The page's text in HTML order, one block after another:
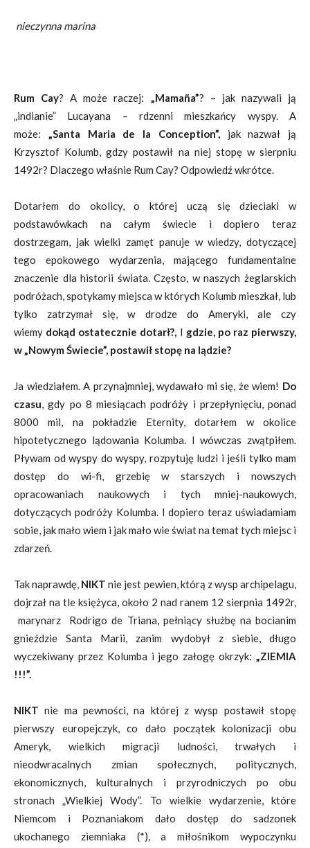
nieczynna marina
Rum Cay? A może raczej: „Mamaña”? – jak nazywali ją
„indianie” Lucayana – rdzenni mieszkańcy wyspy. A
może: „Santa Maria de la Conception”, jak nazwał ją
Krzysztof Kolumb, gdzy postawił na niej stopę w sierpniu
1492r? Dlaczego właśnie Rum Cay? Odpowiedź wkrótce.
Dotarłem do okolicy, o której uczą się dzieciaki w
podstawówkach na całym świecie i dopiero teraz
dostrzegam, jak wielki zamęt panuje w wiedzy, dotyczącej
tego epokowego wydarzenia, mającego fundamentalne
znaczenie dla historii świata. Często, w naszych żeglarskich
podróżach, spotykamy miejsca w których Kolumb mieszkał, lub
tylko zatrzymał się, w drodze do Ameryki, ale czy
wiemy dokąd ostatecznie dotarł?, I gdzie, po raz pierwszy,
w „Nowym Świecie”, postawił stopę na lądzie?
Ja wiedziałem. A przynajmniej, wydawało mi się, że wiem! Do
czasu, gdy po 8 miesiącach podróży i przepłynięciu, ponad
8000 mil, na pokładzie Eternity, dotarłem w okolice
hipotetycznego lądowania Kolumba. I wówczas zwątpiłem.
Pływam od wyspy do wyspy, rozpytuję ludzi i jeśli tylko mam
dostęp do wi-fi, grzebię w starszych i nowszych
opracowaniach naukowych i tych mniej-naukowych,
dotyczących podróży Kolumba. I dopiero teraz uświadamiam
sobie, jak mało wiem i jak mało wie świat na temat tych miejsc i
zdarzeń.
Tak naprawdę, NIKT nie jest pewien, którą z wysp archipelagu,
dojrzał na tle księżyca, około 2 nad ranem 12 sierpnia 1492r,
marynarz Rodrigo de Triana, pełniący służbę na bocianim
gnieździe Santa Marii, zanim wydobył z siebie, długo
wyczekiwany przez Kolumba i jego załogę okrzyk: „ZIEMIA
!!!”.
NIKT nie ma pewności, na której z wysp postawił stopę
pierwszy europejczyk, co dało początek kolonizacji obu
Ameryk, wielkich migracji ludności, trwałych i
nieodwracalnych zmian społecznych, politycznych,
ekonomicznych, kulturalnych i przyrodniczych po obu
stronach „Wielkiej Wody”. To wielkie wydarzenie, które
Niemcom i Poznaniakom dało dostęp do sadzonek
ukochanego ziemniaka (*), a miłośnikom wypoczynku